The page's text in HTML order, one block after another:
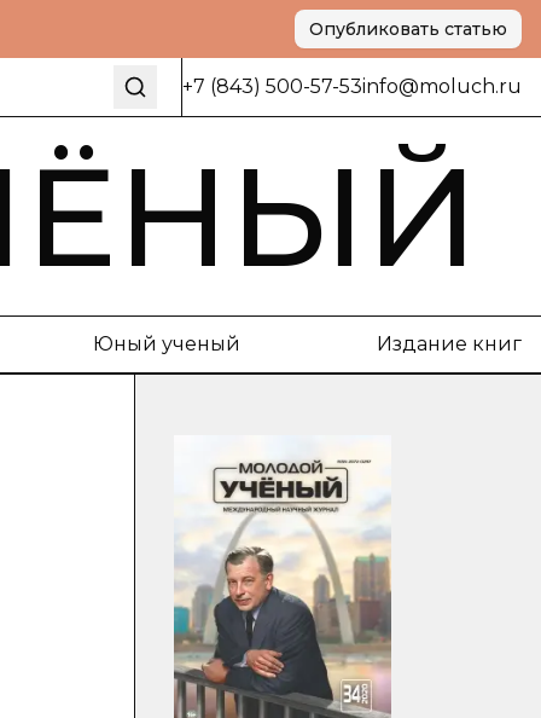
Опубликовать статью
+7 (843) 500-57-53info@moluch.ru
Юный ученый Издание книг